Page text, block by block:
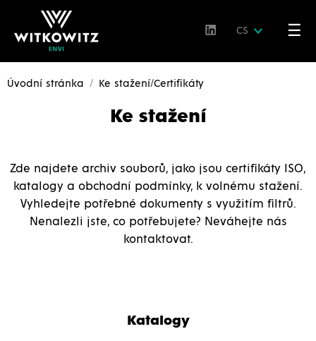
CS ☰
Úvodní stránka Ke stažení/Certifikáty
Ke stažení
Zde najdete archiv souborů, jako jsou certifikáty ISO,
katalogy a obchodní podmínky, k volnému stažení.
Vyhledejte potřebné dokumenty s využitím filtrů.
Nenalezli jste, co potřebujete? Neváhejte nás
kontaktovat.
Katalogy